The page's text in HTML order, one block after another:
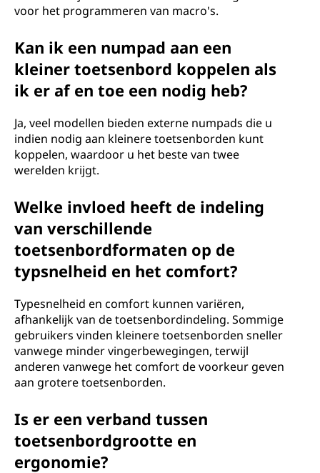
voor het programmeren van macro's.
Kan ik een numpad aan een
kleiner toetsenbord koppelen als
ik er af en toe een nodig heb?
Ja, veel modellen bieden externe numpads die u
indien nodig aan kleinere toetsenborden kunt
koppelen, waardoor u het beste van twee
werelden krijgt.
Welke invloed heeft de indeling
van verschillende
toetsenbordformaten op de
typsnelheid en het comfort?
Typesnelheid en comfort kunnen variëren,
afhankelijk van de toetsenbordindeling. Sommige
gebruikers vinden kleinere toetsenborden sneller
vanwege minder vingerbewegingen, terwijl
anderen vanwege het comfort de voorkeur geven
aan grotere toetsenborden.
Is er een verband tussen
toetsenbordgrootte en
ergonomie?